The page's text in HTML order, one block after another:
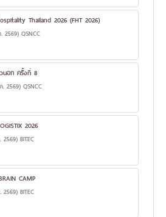
Thailand 2026 (FHT 2026)
2569) QSNCC
นอก ครั้งที่ 8
2569) QSNCC
2026
BITEC
CAMP
BITEC